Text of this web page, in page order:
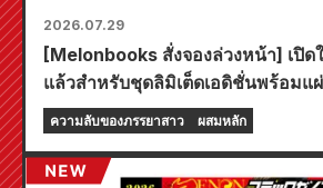
2026.07.29
[Melonbooks สั่งจองล่วงหน้า] เปิด
แล้วสำหรับชุดลิมิเต็ดเอดิชั่นพร้อมแ
มีภาพประกอบสุดงดงามของฟูยูกิ โท
เล่มที่ 6 ล่าสุดของ "ความลับของเจ้า
กำหนดวางจำหน่ายในวันที่ 20 ตุลา
ความลับของภรรยาสาว ผสมหลัก